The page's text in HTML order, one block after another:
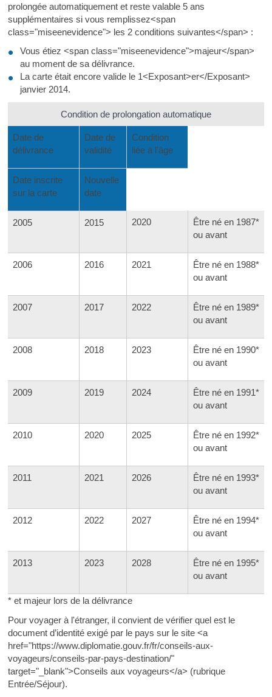
prolongée automatiquement et reste valable 5 ans
supplémentaires si vous remplissez<span
class="miseenevidence"> les 2 conditions suivantes</span> :
Vous étiez <span class="miseenevidence">majeur</span>
au moment de sa délivrance.
La carte était encore valide le 1<Exposant>er</Exposant>
janvier 2014.
Condition de prolongation automatique
Date de
délivrance
Date de
validité
Condition
liée à l'âge
Date inscrite
sur la carte
Nouvelle
date
2005 2015 2020
Être né en 1987*
ou avant
2006 2016 2021
Être né en 1988*
ou avant
2007 2017 2022
Être né en 1989*
ou avant
2008 2018 2023
Être né en 1990*
ou avant
2009 2019 2024
Être né en 1991*
ou avant
2010 2020 2025
Être né en 1992*
ou avant
2011 2021 2026
Être né en 1993*
ou avant
2012 2022 2027
Être né en 1994*
ou avant
2013 2023 2028
Être né en 1995*
ou avant
* et majeur lors de la délivrance
Pour voyager à l'étranger, il convient de vérifier quel est le
document d’identité exigé par le pays sur le site <a
href="https://www.diplomatie.gouv.fr/fr/conseils-aux-
voyageurs/conseils-par-pays-destination/"
target="_blank">Conseils aux voyageurs</a> (rubrique
Entrée/Séjour).